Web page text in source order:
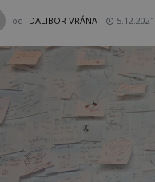
od DALIBOR VRÁNA 5.12.2021